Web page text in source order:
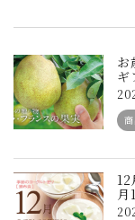
お
ギ
月